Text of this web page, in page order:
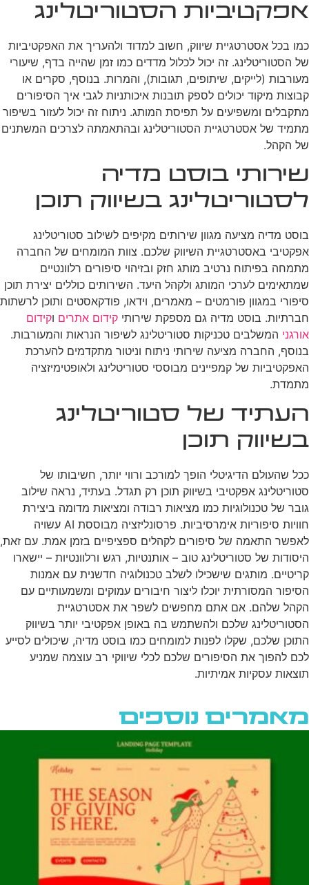
אפקטיביות הסטוריטלינג
כמו בכל אסטרטגיית שיווק, חשוב למדוד ולהעריך את האפקטיביות
של הסטוריטלינג. זה יכול לכלול מדדים כמו זמן שהייה בדף, שיעורי
מעורבות (לייקים, שיתופים, תגובות), והמרות. בנוסף, סקרים או
קבוצות מיקוד יכולים לספק תובנות איכותניות לגבי איך הסיפורים
מתקבלים ומשפיעים על תפיסת המותג. ניתוח זה יכול לעזור בשיפור
מתמיד של אסטרטגיית הסטוריטלינג ובהתאמתה לצרכים המשתנים
של הקהל.
שירותי בוסט מדיה
לסטוריטלינג בשיווק תוכן
בוסט מדיה מציעה מגוון שירותים מקיפים לשילוב סטוריטלינג
אפקטיבי באסטרטגיית השיווק שלכם. צוות המומחים של החברה
מתמחה בפיתוח נרטיב מותג חזק ובזיהוי סיפורים רלוונטיים
שמתאימים לערכי המותג ולקהל היעד. השירותים כוללים יצירת תוכן
סיפורי במגוון פורמטים – מאמרים, וידאו, פודקאסטים ותוכן לרשתות
חברתיות. בוסט מדיה גם מספקת שירותי קידום אתרים וקידום
אורגני המשלבים טכניקות סטוריטלינג לשיפור הנראות והמעורבות.
בנוסף, החברה מציעה שירותי ניתוח וניטור מתקדמים להערכת
האפקטיביות של קמפיינים מבוססי סטוריטלינג ולאופטימיזציה
מתמדת.
העתיד של סטוריטלינג
בשיווק תוכן
ככל שהעולם הדיגיטלי הופך למורכב ורווי יותר, חשיבותו של
סטוריטלינג אפקטיבי בשיווק תוכן רק תגדל. בעתיד, נראה שילוב
גובר של טכנולוגיות כמו מציאות רבודה ומציאות מדומה ביצירת
חוויות סיפוריות אימרסיביות. פרסונליזציה מבוססת AI עשויה
לאפשר התאמה של סיפורים לקהלים ספציפיים בזמן אמת. עם זאת,
היסודות של סטוריטלינג טוב – אותנטיות, רגש ורלוונטיות – יישארו
קריטיים. מותגים שישכילו לשלב טכנולוגיה חדשנית עם אמנות
הסיפור המסורתית יוכלו ליצור חיבורים עמוקים ומשמעותיים עם
הקהל שלהם. אם אתם מחפשים לשפר את אסטרטגיית
הסטוריטלינג שלכם ולהשתמש בה באופן אפקטיבי יותר בשיווק
התוכן שלכם, שקלו לפנות למומחים כמו בוסט מדיה, שיכולים לסייע
לכם להפוך את הסיפורים שלכם לכלי שיווקי רב עוצמה שמניע
תוצאות עסקיות אמיתיות.
מאמרים נוספים